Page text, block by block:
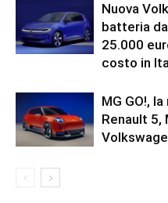
Nuova
batteria
25.000
costo in
MG GO!,
Renault 5,